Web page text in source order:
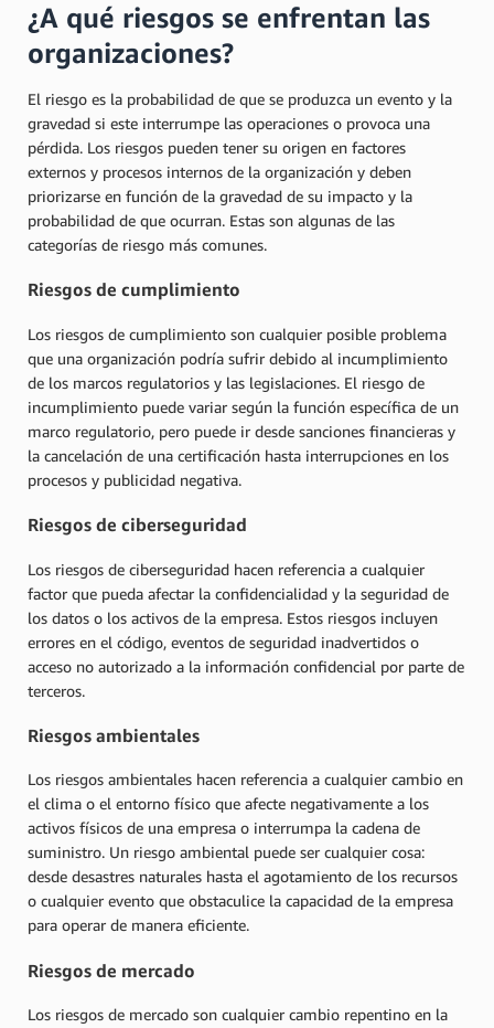
¿A qué riesgos se enfrentan las
organizaciones?
El riesgo es la probabilidad de que se produzca un evento y la
gravedad si este interrumpe las operaciones o provoca una
pérdida. Los riesgos pueden tener su origen en factores
externos y procesos internos de la organización y deben
priorizarse en función de la gravedad de su impacto y la
probabilidad de que ocurran. Estas son algunas de las
categorías de riesgo más comunes.
Riesgos de cumplimiento
Los riesgos de cumplimiento son cualquier posible problema
que una organización podría sufrir debido al incumplimiento
de los marcos regulatorios y las legislaciones. El riesgo de
incumplimiento puede variar según la función específica de un
marco regulatorio, pero puede ir desde sanciones financieras y
la cancelación de una certificación hasta interrupciones en los
procesos y publicidad negativa.
Riesgos de ciberseguridad
Los riesgos de ciberseguridad hacen referencia a cualquier
factor que pueda afectar la confidencialidad y la seguridad de
los datos o los activos de la empresa. Estos riesgos incluyen
errores en el código, eventos de seguridad inadvertidos o
acceso no autorizado a la información confidencial por parte de
terceros.
Riesgos ambientales
Los riesgos ambientales hacen referencia a cualquier cambio en
el clima o el entorno físico que afecte negativamente a los
activos físicos de una empresa o interrumpa la cadena de
suministro. Un riesgo ambiental puede ser cualquier cosa:
desde desastres naturales hasta el agotamiento de los recursos
o cualquier evento que obstaculice la capacidad de la empresa
para operar de manera eficiente.
Riesgos de mercado
Los riesgos de mercado son cualquier cambio repentino en la